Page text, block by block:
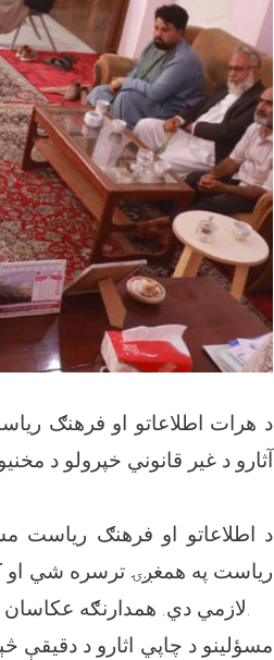
د هرات اطلاعاتو او فرهنګ
آثارو د غیر قانوني خپرولو د
د اطلاعاتو او فرهنګ ریاست
ریاست په همغږۍ ترسره شي او
لازمي دي. همدارنګه عکاسان باید د خلکو له اجازې پرته د چا عکسونه او فلمونه خپاره نه کړي.
مسؤلینو د چاپي اثارو د دقیقې